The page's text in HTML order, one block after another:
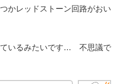
かレッドストーン回路がおい
いるみたいです… 不思議で